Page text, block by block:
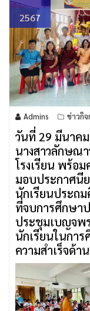
2567
Admins ข่าวกิจ
วันที่ 29 มีนาคม
นางสาวลักษณ
โรงเรียน พร้อ
มอบประกาศนี
นักเรียนประถ
ที่จบการศึกษา
ประชุมเบญจพ
นักเรียนในกา
ความสำเร็จด้